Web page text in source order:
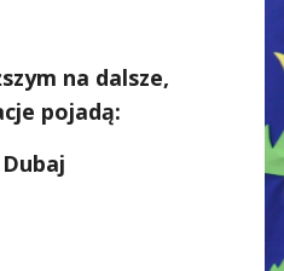
na dalsze,
pojadą: